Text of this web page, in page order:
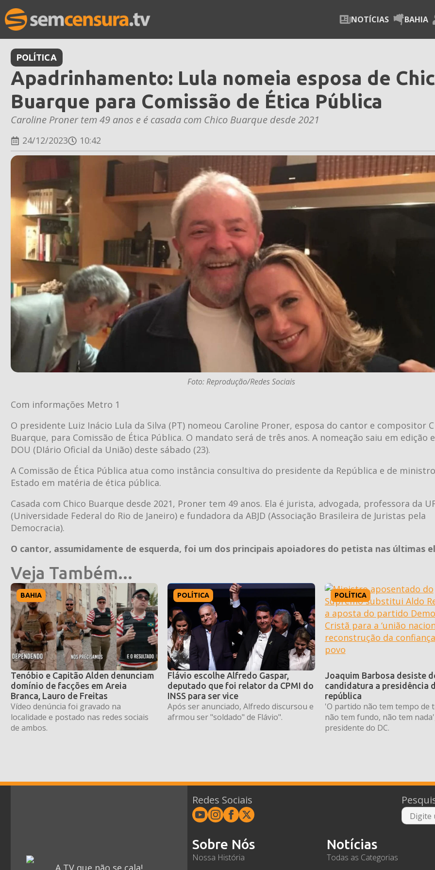
NOTÍCIAS BAHIA
POLÍTICA
Apadrinhamento: Lula nomeia esposa de
Buarque para Comissão de Ética Pública
Caroline Proner tem 49 anos e é casada com Chico Buarque desde 2021
24/12/2023 10:42
Foto: Reprodução/Redes Sociais
Com informações Metro 1
O presidente Luiz Inácio Lula da Silva (PT) nomeou Caroline Proner, esposa do cantor e compositor
Buarque, para Comissão de Ética Pública. O mandato será de três anos. A nomeação saiu em edição
DOU (DIário Oficial da União) deste sábado (23).
A Comissão de Ética Pública atua como instância consultiva do presidente da República e de
Estado em matéria de ética pública.
Casada com Chico Buarque desde 2021, Proner tem 49 anos. Ela é jurista, advogada, professora da
(Universidade Federal do Rio de Janeiro) e fundadora da ABJD (Associação Brasileira de Juristas pela
Democracia).
O cantor, assumidamente de esquerda, foi um dos principais apoiadores do petista nas últimas
Veja Também...
BAHIA
Tenóbio e Capitão Alden denunciam
domínio de facções em Areia
Branca, Lauro de Freitas
Vídeo denúncia foi gravado na
localidade e postado nas redes sociais
de ambos.
POLÍTICA
Flávio escolhe Alfredo Gaspar,
deputado que foi relator da CPMI do
INSS para ser vice
Após ser anunciado, Alfredo discursou e
afrmou ser "soldado" de Flávio".
POLÍTICA
Joaquim Barbosa desiste
candidatura a presidência
república
'O partido não tem tempo de
não tem fundo, não tem
presidente do DC.
A TV que não se cala!
Redes Sociais
Sobre Nós
Nossa História
Notícias
Todas as Categorias